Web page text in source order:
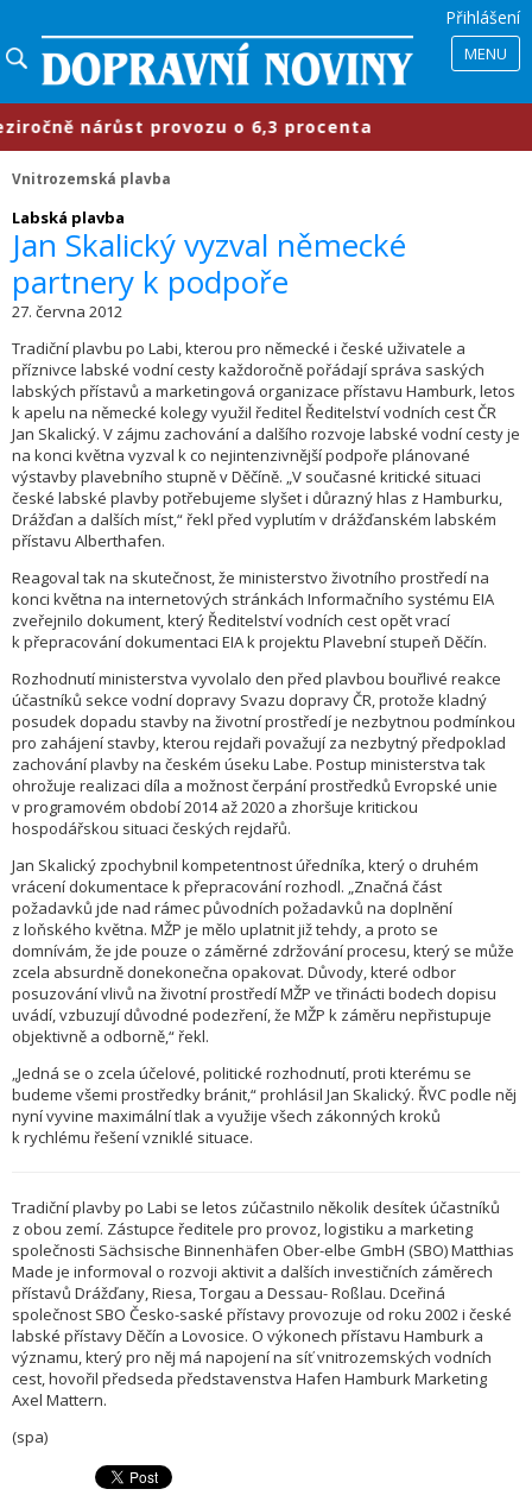
Přihlášení
MENU
nárůst provozu o 6,3 procenta
Vnitrozemská plavba
Labská plavba
Jan Skalický vyzval německé
partnery k podpoře
27. června 2012
Tradiční plavbu po Labi, kterou pro německé i české uživatele a
příznivce labské vodní cesty každoročně pořádají správa saských
labských přístavů a marketingová organizace přístavu Hamburk, letos
k apelu na německé kolegy využil ředitel Ředitelství vodních cest ČR
Jan Skalický. V zájmu zachování a dalšího rozvoje labské vodní cesty je
na konci května vyzval k co nejintenzivnější podpoře plánované
výstavby plavebního stupně v Děčíně. „V současné kritické situaci
české labské plavby potřebujeme slyšet i důrazný hlas z Hamburku,
Drážďan a dalších míst,“ řekl před vyplutím v drážďanském labském
přístavu Alberthafen.
Reagoval tak na skutečnost, že ministerstvo životního prostředí na
konci května na internetových stránkách Informačního systému EIA
zveřejnilo dokument, který Ředitelství vodních cest opět vrací
k přepracování dokumentaci EIA k projektu Plavební stupeň Děčín.
Rozhodnutí ministerstva vyvolalo den před plavbou bouřlivé reakce
účastníků sekce vodní dopravy Svazu dopravy ČR, protože kladný
posudek dopadu stavby na životní prostředí je nezbytnou podmínkou
pro zahájení stavby, kterou rejdaři považují za nezbytný předpoklad
zachování plavby na českém úseku Labe. Postup ministerstva tak
ohrožuje realizaci díla a možnost čerpání prostředků Evropské unie
v programovém období 2014 až 2020 a zhoršuje kritickou
hospodářskou situaci českých rejdařů.
Jan Skalický zpochybnil kompetentnost úředníka, který o druhém
vrácení dokumentace k přepracování rozhodl. „Značná část
požadavků jde nad rámec původních požadavků na doplnění
z loňského května. MŽP je mělo uplatnit již tehdy, a proto se
domnívám, že jde pouze o záměrné zdržování procesu, který se může
zcela absurdně donekonečna opakovat. Důvody, které odbor
posuzování vlivů na životní prostředí MŽP ve třinácti bodech dopisu
uvádí, vzbuzují důvodné podezření, že MŽP k záměru nepřistupuje
objektivně a odborně,“ řekl.
„Jedná se o zcela účelové, politické rozhodnutí, proti kterému se
budeme všemi prostředky bránit,“ prohlásil Jan Skalický. ŘVC podle něj
nyní vyvine maximální tlak a využije všech zákonných kroků
k rychlému řešení vzniklé situace.
Tradiční plavby po Labi se letos zúčastnilo několik desítek účastníků
z obou zemí. Zástupce ředitele pro provoz, logistiku a marketing
společnosti Sächsische Binnenhäfen Ober-elbe GmbH (SBO) Matthias
Made je informoval o rozvoji aktivit a dalších investičních záměrech
přístavů Drážďany, Riesa, Torgau a Dessau- Roßlau. Dceřiná
společnost SBO Česko-saské přístavy provozuje od roku 2002 i české
labské přístavy Děčín a Lovosice. O výkonech přístavu Hamburk a
významu, který pro něj má napojení na síť vnitrozemských vodních
cest, hovořil předseda představenstva Hafen Hamburk Marketing
Axel Mattern.
(spa)